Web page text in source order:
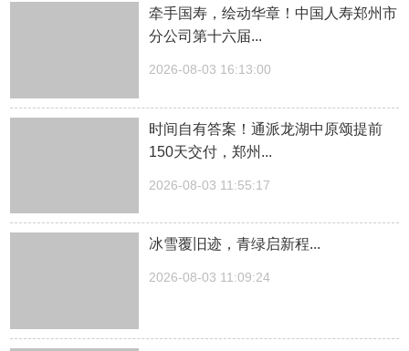
牵手国寿，绘动华章！中国人寿郑州市
分公司第十六届...
2026-08-03 16:13:00
时间自有答案！通派龙湖中原颂提前
150天交付，郑州...
2026-08-03 11:55:17
冰雪覆旧迹，青绿启新程...
2026-08-03 11:09:24